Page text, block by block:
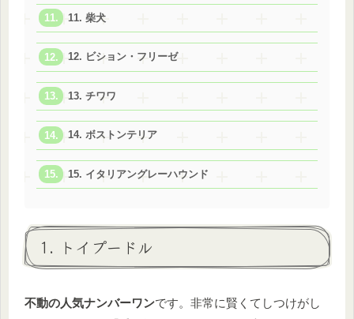
11. 柴犬
12. ビション・フリーゼ
13. チワワ
14. ボストンテリア
15. イタリアングレーハウンド
1. トイプードル
不動の人気ナンバーワンです。非常に賢くてしつけがし